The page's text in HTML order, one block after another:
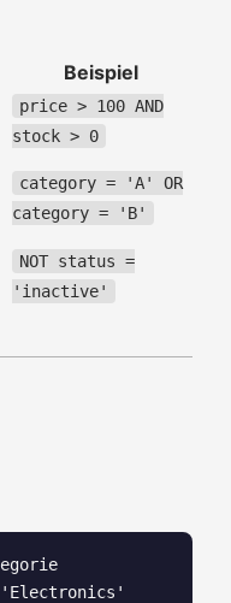
Beispiel
price > 100 AND
stock > 0
category = 'A' OR
category = 'B'
NOT status =
'inactive'
'Electronics'